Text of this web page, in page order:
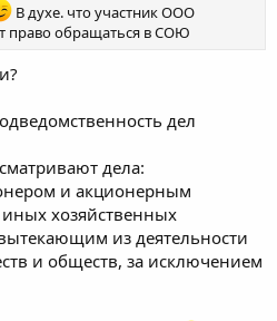
В духе. что участник ООО
право обращаться в СОЮ
дел
дела:
и акционерным
хозяйственных
из деятельности
и обществ, за исключением